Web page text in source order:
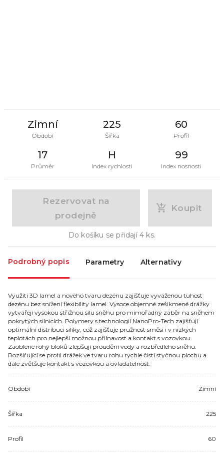
Zimní
Období
225
Šířka
60
Profil
17
Průměr
H
Index rychlosti
99
Index nosnosti
Rezervovat na
prodejně
Koupit
Do košíku se přidají4 ks.
Podrobný popis Parametry Alternativy
Využití 3D lamel a nového tvaru dezénu zajišťuje vyváženou tuhost
dezénu bez snížení flexibility lamel. Vysoce objemné zešikmené drážky
vytvářejí vysokou střižnou sílu sněhu pro mimořádný záběr na sněhem
pokrytých silnicích. Polymery s technologií NanoPro-Tech zajišťují
optimální distribuci siliky, což zajišťuje pružnost směsi i v nízkých
teplotách pro nejlepší možnou přilnavost a kontakt s vozovkou.
Zaoblené rohy bloků zlepšují proudění vody a rozbředlého sněhu.
Rozšiřující se profil drážek ve tvaru rohu rychle čistí styčnou plochu a
dále zvětšuje kontakt s vozovkou a ovladatelnost.
Období Zimní
Šířka 225
Profil 60